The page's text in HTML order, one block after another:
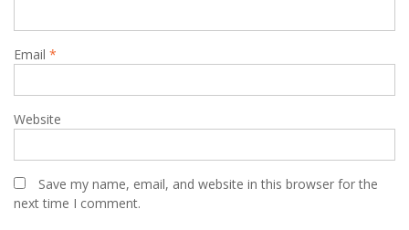
Email *
Website
Save my name, email, and website in this browser for the
next time I comment.